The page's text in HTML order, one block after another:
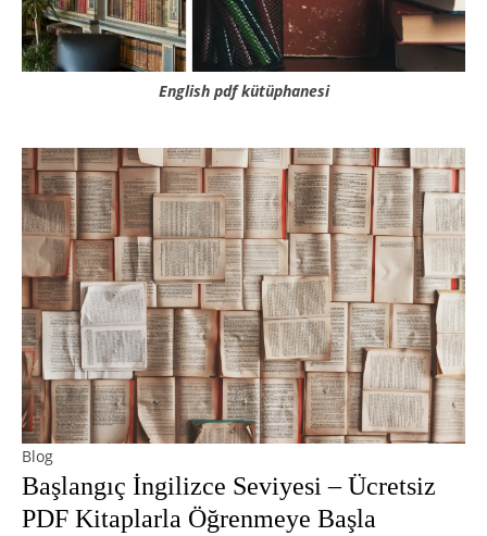
English pdf kütüphanesi
Blog
Başlangıç İngilizce Seviyesi – Ücretsiz
PDF Kitaplarla Öğrenmeye Başla